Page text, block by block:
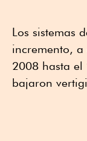
Los sistemas
incremento,
2008 hasta el
bajaron